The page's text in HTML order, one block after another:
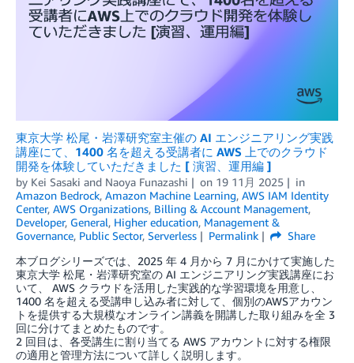
東京大学 松尾・岩澤研究室主催の AI エンジニアリング実践
講座にて、1400 名を超える受講者に AWS 上でのクラウド
開発を体験していただきました [ 演習、運用編 ]
by Kei Sasaki and Naoya Funazashi on 19 11月 2025
in
Amazon Bedrock, Amazon Machine Learning, AWS IAM Identity
Center, AWS Organizations, Billing & Account Management,
Developer, General, Higher education, Management &
Governance, Public Sector, Serverless Permalink
Share
本ブログシリーズでは、2025 年 4 月から 7 月にかけて実施した
東京大学 松尾・岩澤研究室の AI エンジニアリング実践講座にお
いて、 AWS クラウドを活用した実践的な学習環境を用意し、
1400 名を超える受講申し込み者に対して、個別のAWSアカウン
トを提供する大規模なオンライン講義を開講した取り組みを全 3
回に分けてまとめたものです。
2 回目は、各受講生に割り当てる AWS アカウントに対する権限
の適用と管理方法について詳しく説明します。